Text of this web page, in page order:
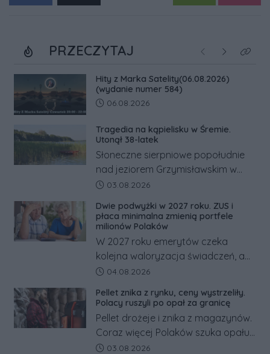
PRZECZYTAJ Poprzednie
NastępneKliknij
Hity z Marka Satelity(06.08.2026)
(wydanie numer 584)
Data dodania artykułu:
06.08.2026
Tragedia na kąpielisku w Śremie.
Utonął 38-latek
Słoneczne sierpniowe popołudnie
nad jeziorem Grzymisławskim w
powiecie śremskim zakończyło się
odwrócić nawet natychmiastowe
działania służb ratunkowych.
Data dodania artykułu:
03.08.2026
Dwie podwyżki w 2027 roku. ZUS i
płaca minimalna zmienią portfele
milionów Polaków
W 2027 roku emerytów czeka
kolejna waloryzacja świadczeń, a
pracowników podwyżka płacy
tym zmianom zyskają.
Data dodania artykułu:
04.08.2026
Pellet znika z rynku, ceny wystrzeliły.
Polacy ruszyli po opał za granicę
Pellet drożeje i znika z magazynów.
Coraz więcej Polaków szuka opału
za granicą, gdzie bywa nawet
Data dodania artykułu:
03.08.2026